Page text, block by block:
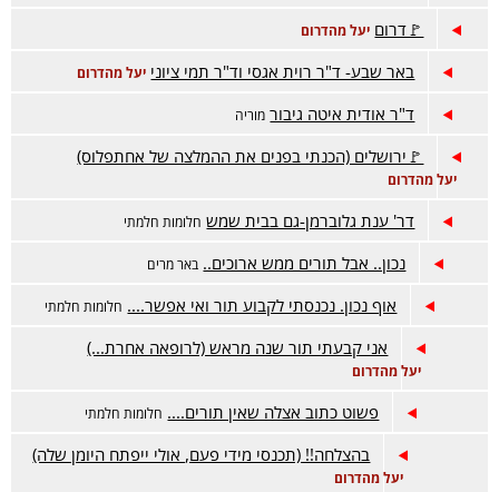
🚩דרום יעל מהדרום
באר שבע- ד"ר רוית אגסי וד"ר תמי ציוני יעל מהדרום
ד"ר אודית איטה גיבור מוריה
🚩ירושלים (הכנתי בפנים את ההמלצה של אחתפלוס)
יעל מהדרום
דר' ענת גלוברמן-גם בבית שמש חלומות חלמתי
נכון.. אבל תורים ממש ארוכים.. באר מרים
אוף נכון. נכנסתי לקבוע תור ואי אפשר.... חלומות חלמתי
אני קבעתי תור שנה מראש (לרופאה אחרת...)
יעל מהדרום
פשוט כתוב אצלה שאין תורים.... חלומות חלמתי
בהצלחה!! (תכנסי מידי פעם, אולי ייפתח היומן שלה)
יעל מהדרום